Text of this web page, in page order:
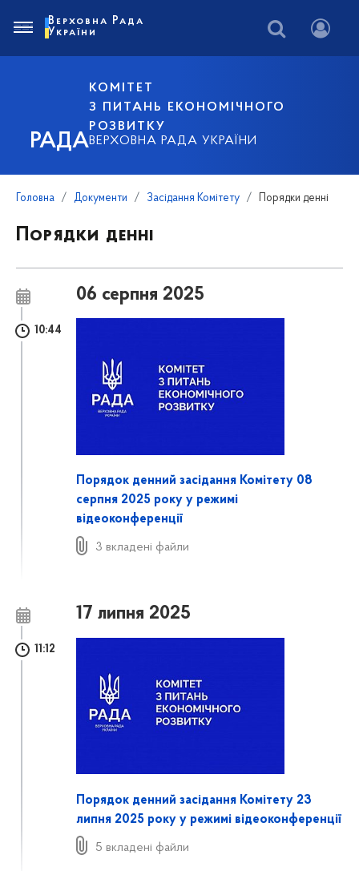
РАДА
КОМІТЕТ
З ПИТАНЬ ЕКОНОМІЧНОГО
РОЗВИТКУ
ВЕРХОВНА РАДА УКРАЇНИ
Верховна Рада
України
Головна Документи Засідання Комітету Порядки денні
Порядки денні
06 серпня 2025
10:44
Порядок денний засідання Комітету 08
серпня 2025 року у режимі
відеоконференції
3 вкладені файли
17 липня 2025
11:12
Порядок денний засідання Комітету 23
липня 2025 року у режимі відеоконференції
5 вкладені файли